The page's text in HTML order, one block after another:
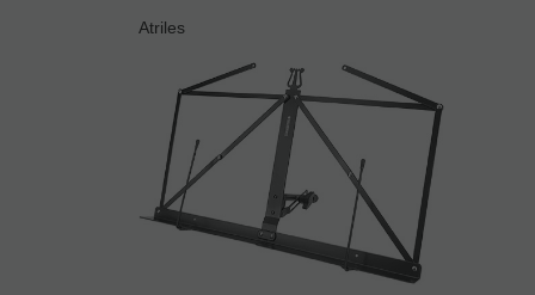
Atriles